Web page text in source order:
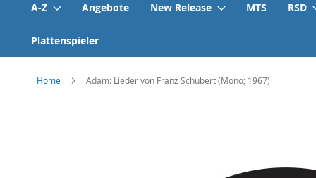
A-Z Angebote New Release MTS RSD
Plattenspieler
Home Adam: Lieder von Franz Schubert (Mono; 1967)